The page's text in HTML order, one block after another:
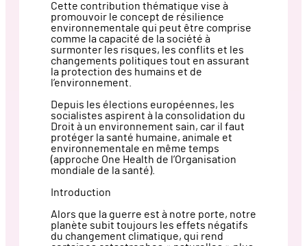
Cette contribution thématique vise à
promouvoir le concept de résilience
environnementale qui peut être comprise
comme la capacité de la société à
surmonter les risques, les conflits et les
changements politiques tout en assurant
la protection des humains et de
l’environnement.
Depuis les élections européennes, les
socialistes aspirent à la consolidation du
Droit à un environnement sain, car il faut
protéger la santé humaine, animale et
environnementale en même temps
(approche One Health de l’Organisation
mondiale de la santé).
Introduction
Alors que la guerre est à notre porte, notre
planète subit toujours les effets négatifs
du changement climatique, qui rend